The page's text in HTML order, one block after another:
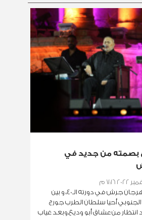
من جديد في
في ثالث ليالي مهرجان جرش في دورته الـ40، و بين
أحيا سلطان الطرب جورج
من عشاق أبو وديع.وبعد غياب